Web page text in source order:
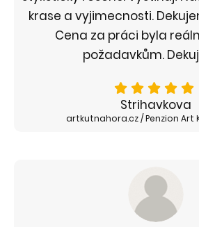
krase a vyjimecnosti.
Cena za práci byla
požadavkům.
Strihavkova
artkutnahora.cz / Penzion Art